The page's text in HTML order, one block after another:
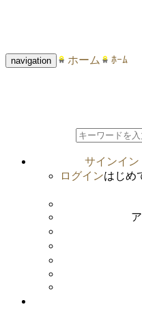
navigation ホーム ﾎｰﾑ
サインイン
ログインはじめ